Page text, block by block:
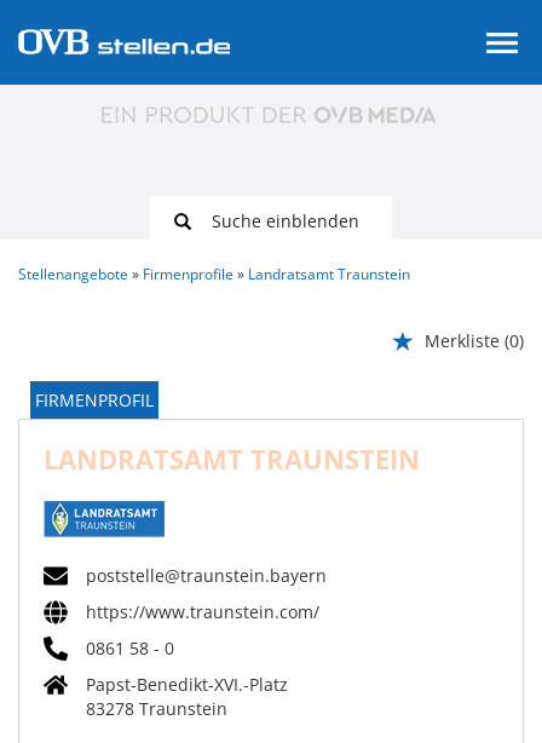
Suche einblenden
Stellenangebote Firmenprofile Landratsamt Traunstein
Merkliste (0)
FIRMENPROFIL
LANDRATSAMT TRAUNSTEIN
poststelle@traunstein.bayern
https://www.traunstein.com/
0861 58 - 0
Papst-Benedikt-XVI.-Platz
83278 Traunstein